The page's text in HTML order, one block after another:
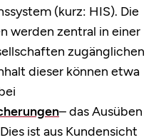
(kurz: HIS). Die
werden zentral in einer
zugänglichen
dieser können etwa
– das Ausüben
ist aus Kundensicht